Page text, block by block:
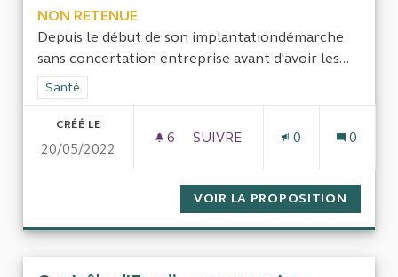
NON RETENUE
Depuis le début de son implantationdémarche
sans concertation entreprise avant d'avoir les...
Filtrer les résultats de la catégorie : Santé
Santé
CRÉÉ LE
20/05/2022
6 6 ABONNÉS
SUIVRE
0 0
VOIR LA PROPOSITION